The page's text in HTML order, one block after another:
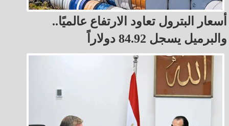
أسعار البترول تعاود الارتفاع عالميًا..
والبرميل يسجل 84.92 دولاراً